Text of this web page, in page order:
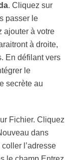
. Cliquez sur
passer le
ajouter à votre
à droite,
En défilant vers
le
secrète au
Fichier. Cliquez
dans
l’adresse